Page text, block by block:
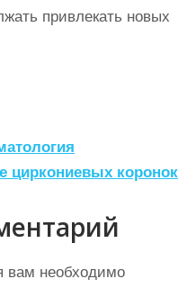
привлекать новых
циркониевых коронок
вам необходимо